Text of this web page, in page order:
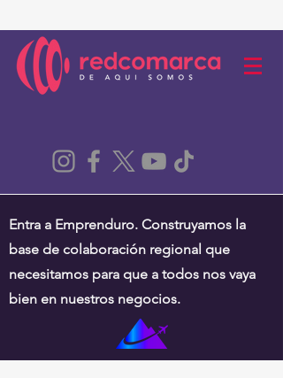
Entra a Emprenduro. Construyamos la
base de colaboración regional que
necesitamos para que a todos nos vaya
bien en nuestros negocios.